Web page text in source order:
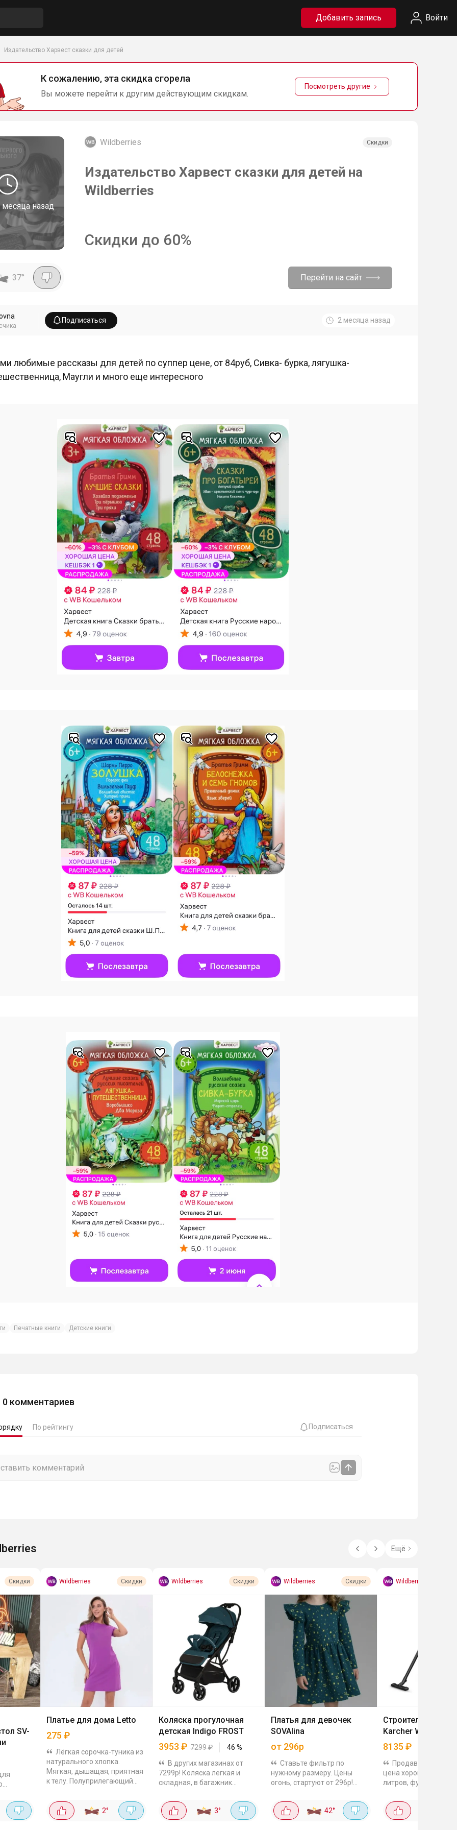
Добавить запись Войти
Издательство Харвест сказки для детей
К сожалению, эта скидка сгорела
Вы можете перейти к другим действующим скидкам.
Посмотреть другие
месяца назад
Wildberries Скидки
Издательство Харвест сказки для детей на
Wildberries
Скидки до 60%
37° Перейти на сайт
Подписаться 2 месяца назад
любимые рассказы для детей по суппер цене, от 84руб, Сивка- бурка, лягушка-
Маугли и много еще интересного
Печатные книги Детские книги
0 комментариев
По рейтингу Подписаться
Ещё
Скидки
SV-
из
Wildberries Скидки
Платье для дома Letto
275₽
Лёгкая сорочка-туника из
натурального хлопка.
Мягкая, дышащая, приятная
к телу. Полуприлегающий
однотонная. В карточке есть
разные цвета,... 2°
Wildberries Скидки
Коляска прогулочная
детская Indigo FROST
3953 ₽ 7299₽ 46 %
В других магазинах от
7299р! Коляска легкая и
складная, в багажник
проблем. Ткань плотная,
воду не пропускает и ветер
не продувает. Капюшон...
3°
Wildberries Скидки
Платья для девочек
SOVAlina
от 296р
Ставьте фильтр по
нужному размеру. Цены
огонь, стартуют от 296р!
качество хорошее. В садик и
на лето есть, и на
прохладное время года.
42°
Wildberries
Строительный
Karcher WD 3 V-
8135₽
Продавец -
цена хорошая.
литров, функция